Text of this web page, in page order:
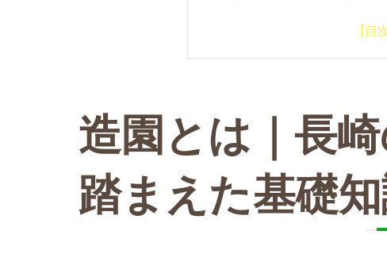
会社概要
関連エリア
対応地域
造園とは｜長
踏まえた基礎